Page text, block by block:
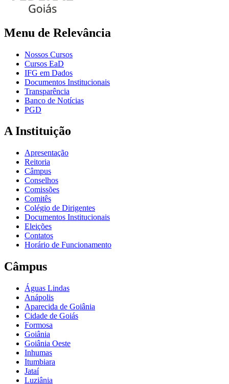
Menu de Relevância
Nossos Cursos
Cursos EaD
IFG em Dados
Documentos Institucionais
Transparência
Banco de Notícias
PGD
A Instituição
Apresentação
Reitoria
Câmpus
Conselhos
Comissões
Comitês
Colégio de Dirigentes
Documentos Institucionais
Eleições
Contatos
Horário de Funcionamento
Câmpus
Águas Lindas
Anápolis
Aparecida de Goiânia
Cidade de Goiás
Formosa
Goiânia
Goiânia Oeste
Inhumas
Itumbiara
Jataí
Luziânia